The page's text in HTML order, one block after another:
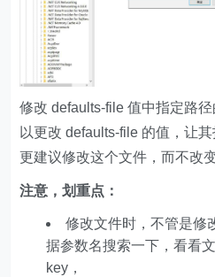
修改 defaults-file 值中指定路
以更改 defaults-file 的值，让
更建议修改这个文件，而不改
注意，划重点：
修改文件时，不管是修
据参数名搜索一下，看看
key，